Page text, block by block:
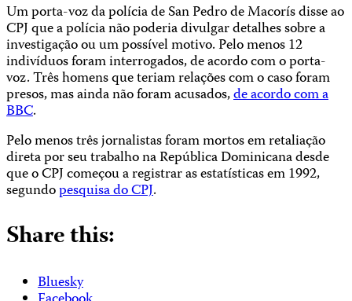
Um porta-voz da polícia de San Pedro de Macorís disse ao
CPJ que a polícia não poderia divulgar detalhes sobre a
investigação ou um possível motivo. Pelo menos 12
indivíduos foram interrogados, de acordo com o porta-
voz. Três homens que teriam relações com o caso foram
presos, mas ainda não foram acusados,de acordo com a
BBC.
Pelo menos três jornalistas foram mortos em retaliação
direta por seu trabalho na República Dominicana desde
que o CPJ começou a registrar as estatísticas em 1992,
segundopesquisa do CPJ.
Share this:
Bluesky